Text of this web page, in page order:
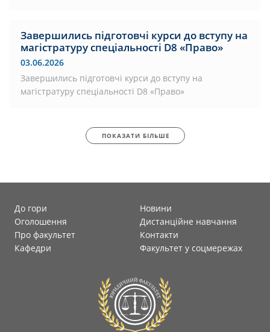
Завершились підготовчі курси до вступу на
магістратуру спеціальності D8 «Право»
03.06.2026
Завершились підготовчі курси до вступу на
магістратуру спеціальності D8 «Право»
ПОКАЗАТИ БІЛЬШЕ
До гори
Новини
Оголошення
Дистанційне навчання
Про факультет
Контакти
Кафедри
Факультет у соцмережах